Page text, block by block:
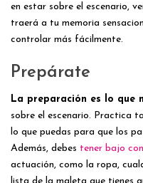
en estar sobre el escenario,
traerá a tu memoria
controlar más fácilmente.
Prepárate
La preparación es lo que
sobre el escenario. Practica
lo que puedas para que los
Además, debes tener bajo
actuación, como la ropa,